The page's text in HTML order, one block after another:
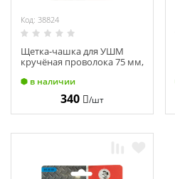
Код: 38824
Щетка-чашка для УШМ
кручёная проволока 75 мм,
в наличии
340 /шт